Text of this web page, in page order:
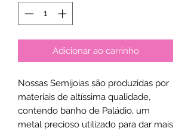
Adicionar ao carrinho
Nossas Semijoias são produzidas por
materiais de altíssima qualidade,
contendo banho de Paládio, um
metal precioso utilizado para dar mais